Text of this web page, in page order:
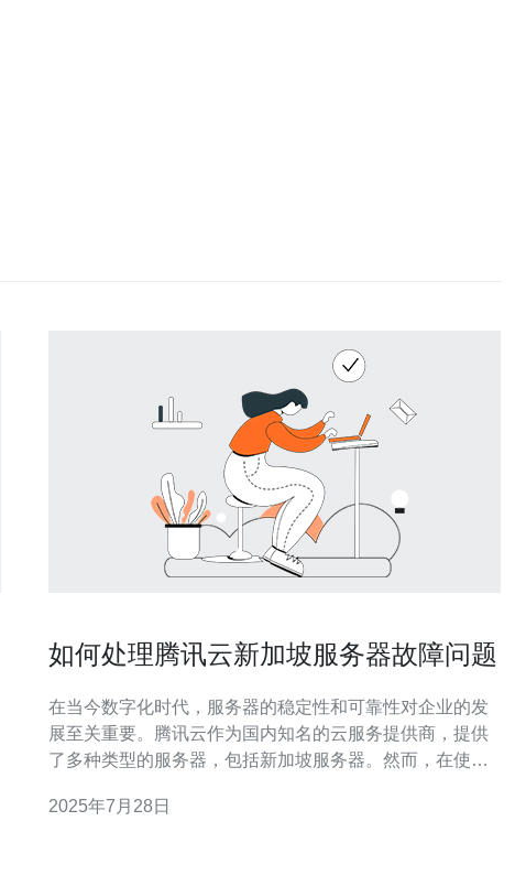
如何处理腾讯云新加坡服务器故障问题
在当今数字化时代，服务器的稳定性和可靠性对企业的发
展至关重要。腾讯云作为国内知名的云服务提供商，提供
了多种类型的服务器，包括新加坡服务器。然而，在使用
有效地处理腾讯云新加坡服务器故障问题，确保业务的顺
2025年7月28日